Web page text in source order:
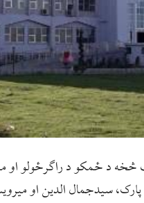
د ځمکو د راګرځولو او
پارک، سیدجمال الدین او